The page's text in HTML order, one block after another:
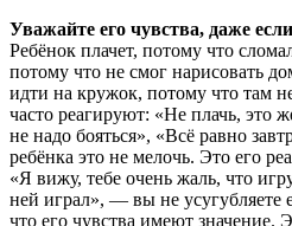
Уважайте его чувства, даже
Ребёнок плачет, потому что
потому что не смог нарисовать
идти на кружок, потому что там
часто реагируют: «Не плачь, это
не надо бояться», «Всё равно
ребёнка это не мелочь. Это его
«Я вижу, тебе очень жаль, что
ней играл», — вы не усугубляете
что его чувства имеют значение.